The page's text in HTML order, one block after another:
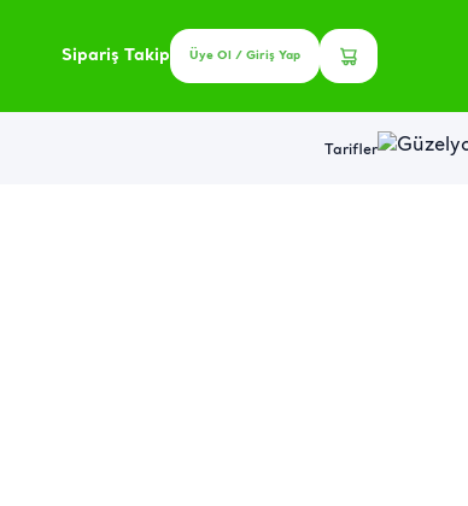
Sipariş Takip Üye Ol / Giriş Yap
Tarifler